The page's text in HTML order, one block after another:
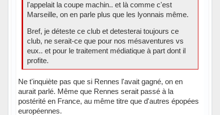
l'appelait la coupe machin.. et là comme c'est
Marseille, on en parle plus que les lyonnais même.
Bref, je déteste ce club et detesterai toujours ce
club, ne serait-ce que pour nos mésaventures vs
eux.. et pour le traitement médiatique à part dont il
profite.
Ne t'inquiète pas que si Rennes l'avait gagné, on en
aurait parlé. Même que Rennes serait passé à la
postérité en France, au même titre que d'autres épopées
européennes.